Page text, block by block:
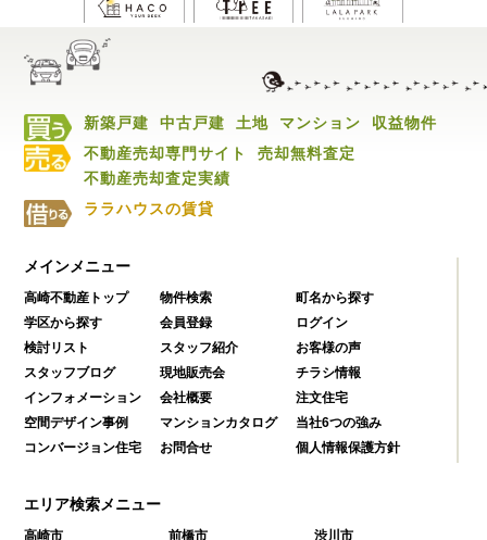
新築戸建 中古戸建 土地 マンション
収益物件
不動産売却専門サイト
売却無料査定
不動産売却査定実績
ララハウスの賃貸
メインメニュー
高崎不動産トップ 物件検索
町名から探す
学区から探す
会員登録
ログイン
検討リスト
スタッフ紹介
お客様の声
スタッフブログ
現地販売会
チラシ情報
インフォメーション
会社概要
注文住宅
空間デザイン事例
マンションカタログ
当社6つの強み
コンバージョン住宅
お問合せ 個人情報保護方針
エリア検索メニュー
高崎市 前橋市 渋川市